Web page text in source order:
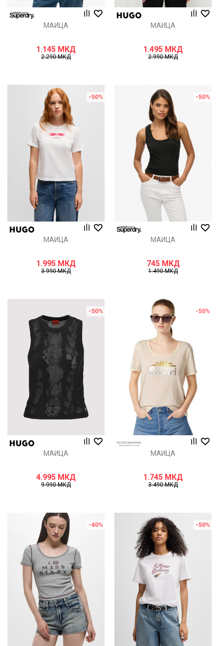
МАИЦА
1.145 МКД
2.290МКД
МАИЦА
1.495 МКД
2.990МКД
-50%
МАИЦА
1.995 МКД
3.990МКД
-50%
МАИЦА
745 МКД
1.490МКД
-50%
МАИЦА
4.995 МКД
9.990МКД
-50%
МАИЦА
1.745 МКД
3.490МКД
-40% -50%